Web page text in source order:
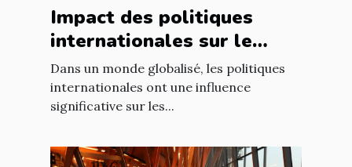
Impact des politiques
internationales sur le
marché immobilier
français
Dans un monde globalisé, les politiques
internationales ont une influence
significative sur les...